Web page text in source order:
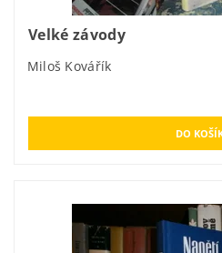
Velké závody
Miloš Kovářík